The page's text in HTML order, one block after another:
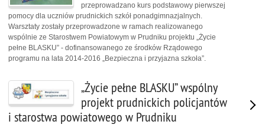
przeprowadzano kurs podstawowy pierwszej
pomocy dla uczniów prudnickich szkół ponadgimnazjalnych.
Warsztaty zostały przeprowadzone w ramach realizowanego
wspólnie ze Starostwem Powiatowym w Prudniku projektu „Życie
pełne BLASKU” - dofinansowanego ze środków Rządowego
programu na lata 2014-2016 „Bezpieczna i przyjazna szkoła”.
„Życie pełne BLASKU” wspólny
projekt prudnickich policjantów
i starostwa powiatowego w Prudniku